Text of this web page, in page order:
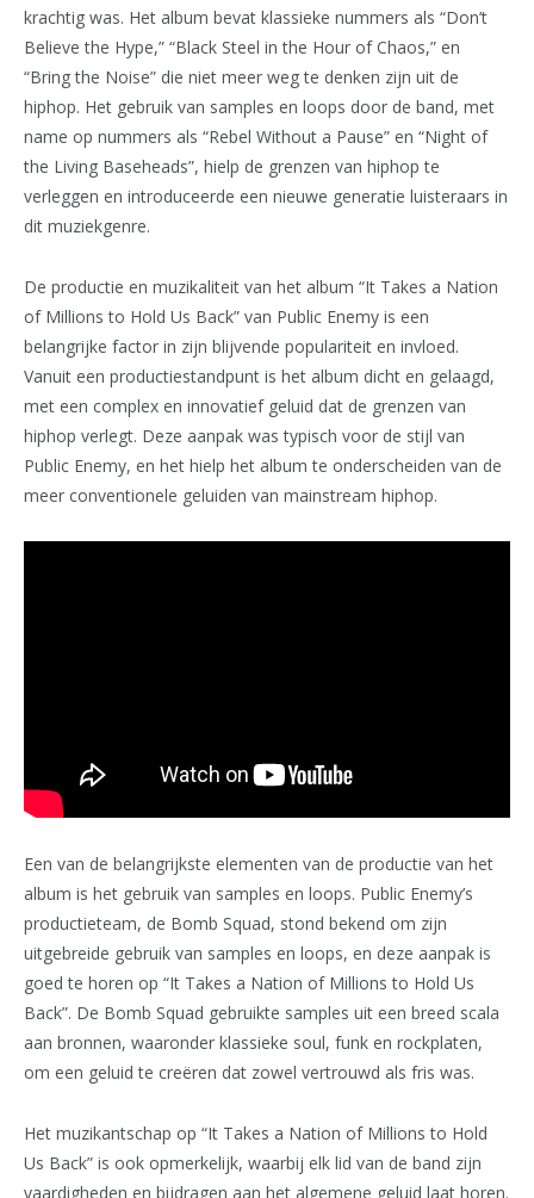
krachtig was. Het album bevat klassieke nummers als “Don’t
Believe the Hype,” “Black Steel in the Hour of Chaos,” en
“Bring the Noise” die niet meer weg te denken zijn uit de
hiphop. Het gebruik van samples en loops door de band, met
name op nummers als “Rebel Without a Pause” en “Night of
the Living Baseheads”, hielp de grenzen van hiphop te
verleggen en introduceerde een nieuwe generatie luisteraars in
dit muziekgenre.
De productie en muzikaliteit van het album “It Takes a Nation
of Millions to Hold Us Back” van Public Enemy is een
belangrijke factor in zijn blijvende populariteit en invloed.
Vanuit een productiestandpunt is het album dicht en gelaagd,
met een complex en innovatief geluid dat de grenzen van
hiphop verlegt. Deze aanpak was typisch voor de stijl van
Public Enemy, en het hielp het album te onderscheiden van de
meer conventionele geluiden van mainstream hiphop.
Een van de belangrijkste elementen van de productie van het
album is het gebruik van samples en loops. Public Enemy’s
productieteam, de Bomb Squad, stond bekend om zijn
uitgebreide gebruik van samples en loops, en deze aanpak is
goed te horen op “It Takes a Nation of Millions to Hold Us
Back”. De Bomb Squad gebruikte samples uit een breed scala
aan bronnen, waaronder klassieke soul, funk en rockplaten,
om een geluid te creëren dat zowel vertrouwd als fris was.
Het muzikantschap op “It Takes a Nation of Millions to Hold
Us Back” is ook opmerkelijk, waarbij elk lid van de band zijn
vaardigheden en bijdragen aan het algemene geluid laat horen.